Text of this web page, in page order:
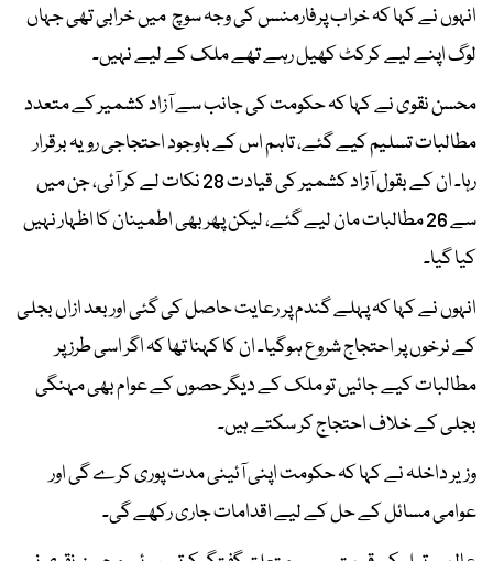
انہوں نے کہا کہ خراب پرفارمنسں کی وجہ سوچ میں خرابی تھی جہاں
لوگ اپنے لیے کرکٹ کھیل رہے تھے ملک کے لیے نہیں۔
محسن نقوی نے کہا کہ حکومت کی جانب سے آزاد کشمیر کے متعدد
مطالبات تسلیم کیے گئے، تاہم اس کے باوجود احتجاجی رویہ برقرار
رہا۔ ان کے بقول آزاد کشمیر کی قیادت 28 نکات لے کر آئی، جن میں
سے 26 مطالبات مان لیے گئے، لیکن پھر بھی اطمینان کا اظہار نہیں
کیا گیا۔
انہوں نے کہا کہ پہلے گندم پر رعایت حاصل کی گئی اور بعد ازاں بجلی
کے نرخوں پر احتجاج شروع ہوگیا۔ ان کا کہنا تھا کہ اگر اسی طرز پر
مطالبات کیے جائیں تو ملک کے دیگر حصوں کے عوام بھی مہنگی
بجلی کے خلاف احتجاج کر سکتے ہیں۔
وزیر داخلہ نے کہا کہ حکومت اپنی آئینی مدت پوری کرے گی اور
عوامی مسائل کے حل کے لیے اقدامات جاری رکھے گی۔